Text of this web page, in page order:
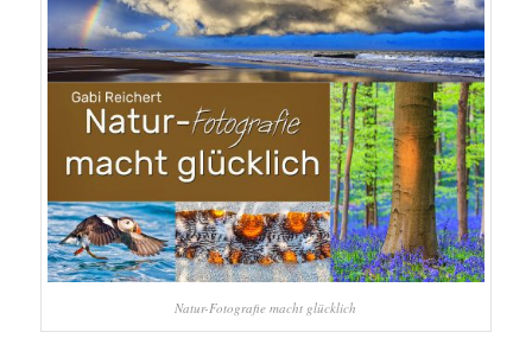
Natur-Fotografie macht glücklich